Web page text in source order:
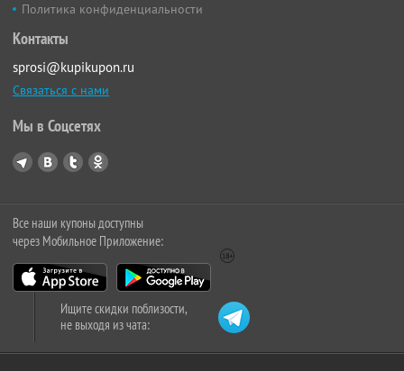
Политика конфиденциальности
Контакты
sprosi@kupikupon.ru
Связаться с нами
Мы в Соцсетях
Все наши купоны доступны
через Мобильное Приложение:
Ищите скидки поблизости,
не выходя из чата: